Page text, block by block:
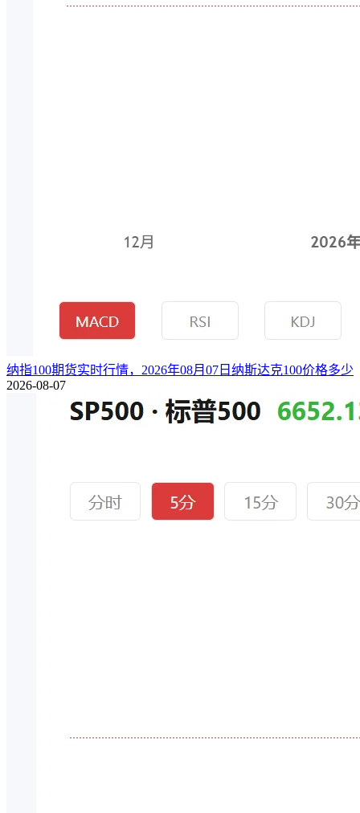
纳指100期货实时行情，2026年08月07日纳斯达克100价格多少
2026-08-07